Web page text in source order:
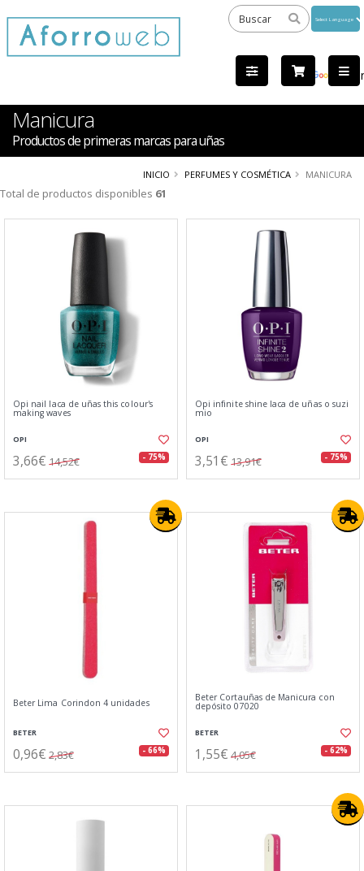
by
Manicura
Productos de primeras marcas para uñas
INICIO PERFUMES Y COSMÉTICA MANICURA
Total de productos disponibles 61
Opi nail laca de uñas this colour's
making waves
OPI
3,66€ 14,52€ - 75%
Opi infinite shine laca de uñas o suzi
mio
OPI
3,51€ 13,91€ - 75%
Beter Lima Corindon 4 unidades
BETER
0,96€ 2,83€ - 66%
Beter Cortauñas de Manicura con
depósito 07020
BETER
1,55€ 4,05€ - 62%